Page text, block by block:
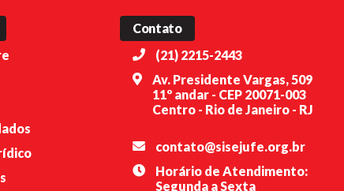
Contato
(21) 2215-2443
Av. Presidente Vargas, 509
11º andar - CEP 20071-003
Centro - Rio de Janeiro - RJ
contato@sisejufe.org.br
Horário de Atendimento:
Segunda a Sexta